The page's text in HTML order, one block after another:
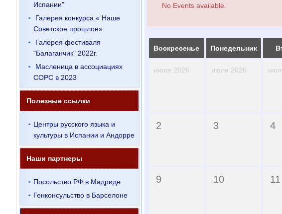
Испании"
Галерея конкурса « Наше
Советское прошлое»
Галерея фестиваля
"Балаганчик" 2022г.
Масленица в ассоциациях
СОРС в 2023
Полезные ссылки
Центры русского языка и
культуры в Испании и Андорре
Наши партнеры
Посольство РФ в Мадриде
Генконсульство в Барселоне
No Events available.
Воскресенье Понедельник
июля 2026 июля 2026
2 3 4
9 10 11